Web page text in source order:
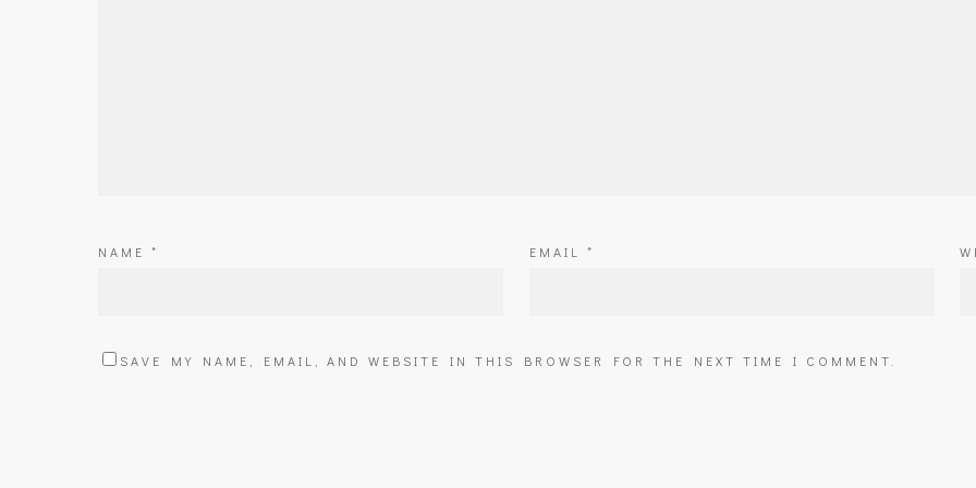
NAME * EMAIL *
SAVE MY NAME, EMAIL, AND WEBSITE IN THIS BROWSER FOR THE NEXT TIME I COMMENT.